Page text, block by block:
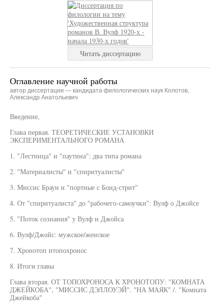
Читать диссертацию
Оглавление научной работы
автор диссертации — кандидата филологических наук Колотов,
Александр Анатольевич
Введение,
Глава первая. ТЕОРЕТИЧЕСКИЕ УСТАНОВКИ
ЭКСПЕРИМЕНТАЛЬНОГО РОМАНА
1. "Лестница" и "паутина": два типа романа
2. "Материалисты" и "спиритуалисты"
3. Миссис Браун и "портные с Бонд-стрит"
4. От "спиритуалиста" до "рабочего-самоучки": Вулф о Джойсе
5. "Поток сознания" у Вулф и Джойса
6. Вулф/Джойс: мужское/женское
7. Хронотоп итопохронос
8. Итоги главы
Глава вторая. ОТ ТОПОХРОНОСА К ХРОНОТОПУ: "КОМНАТА
ДЖЕЙКОБА", "МИССИС ДЭЛЛОУЭЙ". "НА МАЯК" /. "Комната
Джейкоба"